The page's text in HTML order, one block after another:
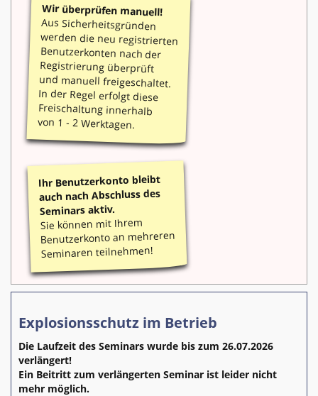
Wir überprüfen manuell!
Aus Sicherheitsgründen
werden die neu registrierten
Benutzerkonten nach der
Registrierung überprüft
und manuell freigeschaltet.
In der Regel erfolgt diese
Freischaltung innerhalb
von 1 - 2 Werktagen.
Ihr Benutzerkonto bleibt
auch nach Abschluss des
Seminars aktiv.
Sie können mit Ihrem
Benutzerkonto an mehreren
Seminaren teilnehmen!
Explosionsschutz im Betrieb
Die Laufzeit des Seminars wurde bis zum 26.07.2026
verlängert!
Ein Beitritt zum verlängerten Seminar ist leider nicht
mehr möglich.